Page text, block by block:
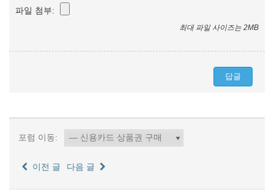
파일 첨부:
최대 파일 사이즈는 2MB
포럼 이동:
이전 글 다음 글